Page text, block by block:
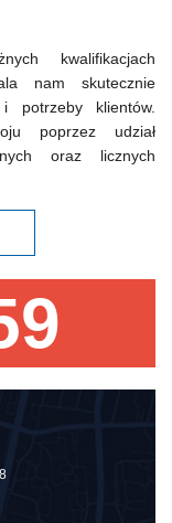
kwalifikacjach
nam skutecznie
potrzeby klientów.
poprzez udział
oraz licznych